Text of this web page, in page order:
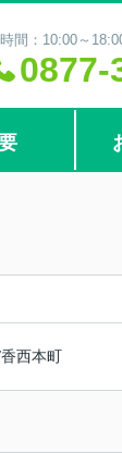
間：10:00～
0877-
香西本町